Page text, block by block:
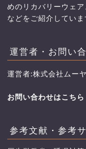
めのリカバリーウェ
などをご紹介していま
運営者・お問い
運営者:株式会社ムー
お問い合わせはこちら
参考文献・参考